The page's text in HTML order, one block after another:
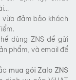
vừa đảm bảo khách
dùng ZNS để gửi
phẩm, và email để
mua gói Zalo ZNS